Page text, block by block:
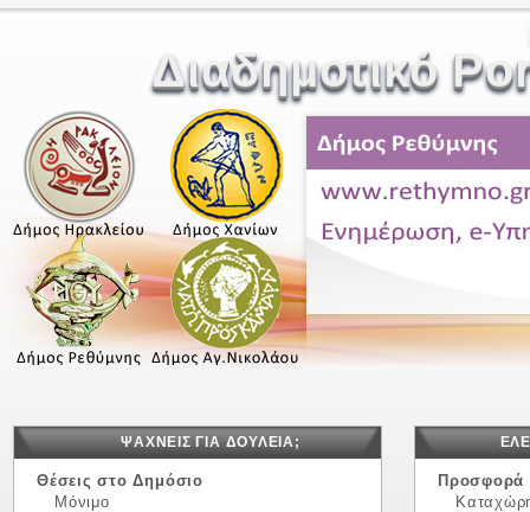
Διαδημοτικό
ΨΑΧΝΕΙΣ ΓΙΑ ΔΟΥΛΕΙΑ;
Θέσεις στο Δημόσιο
Μόνιμο
Προσφορά